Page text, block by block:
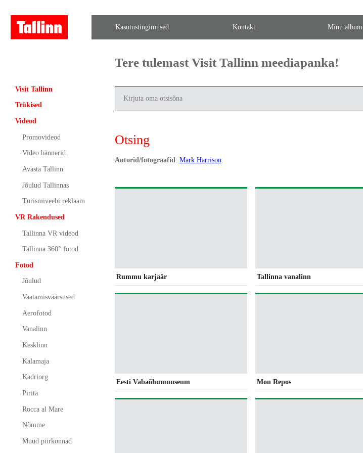
Kasutustingimused Kontakt Minu album
Visit Tallinn
Trükised
Videod
Promovideod
Video bännerid
Avasta Tallinn
Jõulud Tallinnas
Turismiveebi reklaam
VR Rakendused
Tallinna VR videod
Tallinna 360° fotod
Fotod
Jõulud
Vaatamisväärsused
Aerofotod
Vanalinn
Kesklinn
Kalamaja
Kadriorg
Pirita
Rocca al Mare
Nõmme
Muud piirkonnad
Tere tulemast Visit Tallinn meediapanka!
Otsing
Autorid/fotograafid : Mark Harrison
Rummu karjäär Tallinna vanalinn
Eesti Vabaõhumuuseum Mon Repos